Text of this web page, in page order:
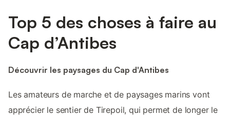
Top 5 des choses à faire au
Cap d’Antibes
Découvrir les paysages du Cap d'Antibes
Les amateurs de marche et de paysages marins vont
apprécier le sentier de Tirepoil, qui permet de longer le